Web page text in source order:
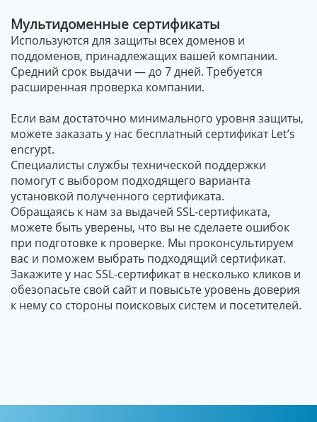
Мультидоменные сертификаты
Используются для защиты всех доменов и
поддоменов, принадлежащих вашей компании.
Средний срок выдачи — до 7 дней. Требуется
расширенная проверка компании.
Если вам достаточно минимального уровня защиты,
можете заказать у нас бесплатный сертификат Let’s
encrypt.
Специалисты службы технической поддержки
помогут с выбором подходящего варианта
установкой полученного сертификата.
Обращаясь к нам за выдачей SSL-сертификата,
можете быть уверены, что вы не сделаете ошибок
при подготовке к проверке. Мы проконсультируем
вас и поможем выбрать подходящий сертификат.
Закажите у нас SSL-сертификат в несколько кликов и
обезопасьте свой сайт и повысьте уровень доверия
к нему со стороны поисковых систем и посетителей.